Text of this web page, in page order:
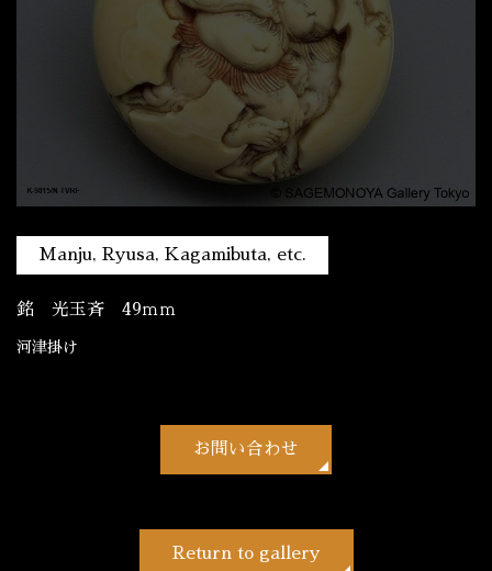
Manju, Ryusa, Kagamibuta, etc.
銘 光玉斉 49ｍｍ
河津掛け
お問い合わせ
Return to gallery